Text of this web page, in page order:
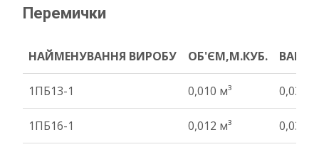
Перемички
НАЙМЕНУВАННЯ ВИРОБУ ОБ'ЄМ,М.КУБ.
ВАГА
НАЙМЕНУВАННЯ ВИРОБУ
ОБ'ЄМ,М.КУБ. ВАГА
1ПБ13-1 0,010 м³ 0,03 т
1ПБ16-1 0,012 м³ 0,03 т